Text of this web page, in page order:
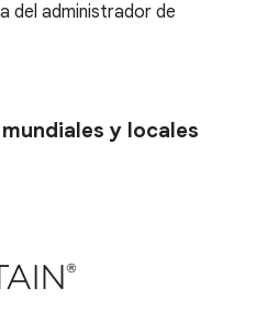
del administrador de
y locales